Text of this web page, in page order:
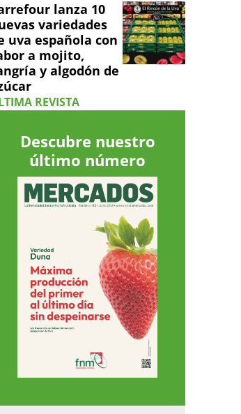
lanza 10
variedades
uva española con
a mojito,
y algodón de
REVISTA
Descubre nuestro
último número